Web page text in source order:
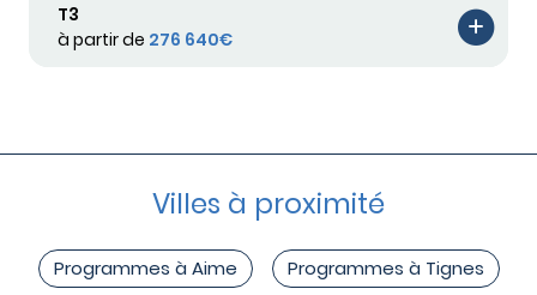
T3
à partir de 276 640€
Villes à proximité
Programmes à Aime Programmes à Tignes